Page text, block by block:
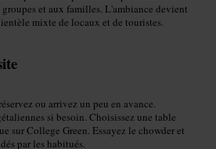
et aux familles. L'ambiance devient
mixte de locaux et de touristes.
ou arrivez un peu en avance.
si besoin. Choisissez une table
sur College Green. Essayez le chowder et
par les habitués.